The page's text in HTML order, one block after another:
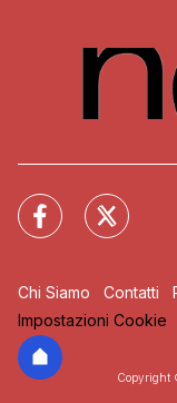
Chi Siamo Contatti
Impostazioni Cookie
Copyright